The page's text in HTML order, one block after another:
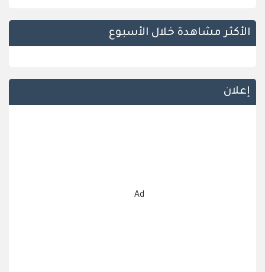
الأكثر مشاهدة خلال الأسبوع
إعلان
Ad